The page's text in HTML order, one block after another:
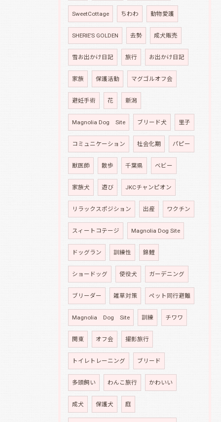
SweetCottage ちわわ 動物愛護
SHERIE’S GOLDEN 去勢 成犬販売
雪お出かけ日記 旅行 お出かけ日記
家族 保護活動 マグゴルオフ会
避妊手術 花 新潟
Magnolia Dog Site ブリード犬 里子
コミュニケーション 社会化期 パピー
獣医師 散歩 千葉県 ベビー
家族犬 遊び JKCチャンピオン
リラックスポジション 出産 ワクチン
スィートコテージ Magnolia Dog Site
ドッグラン 訓練性 錦鯉
ショードッグ 使役犬 ガーデニング
ブリーダー 雑草対策 ペット同行避難
Magnolia Dog Site 訓練 チワワ
関東 オフ会 撮影旅行
トイレトレーニング ブリード
多頭飼い わんこ旅行 かわいい
成犬 保護犬 庭